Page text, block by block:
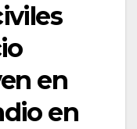
en
en